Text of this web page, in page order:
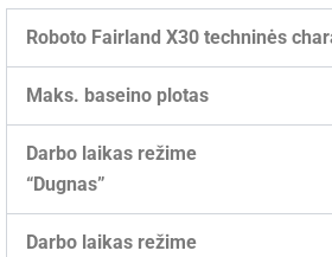
Roboto Fairland X30 techninės
Maks. baseino plotas
Darbo laikas režime
“Dugnas”
Darbo laikas režime